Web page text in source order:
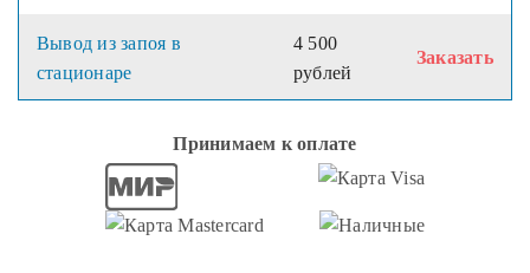
Вывод из запоя в
стационаре
4 500
рублей
Заказать
Принимаем к оплате